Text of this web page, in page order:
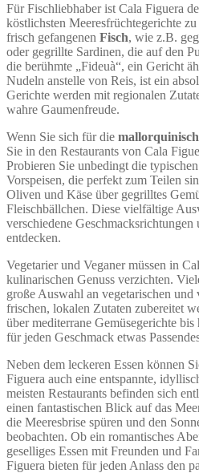
Für Fischliebhaber ist Cala Figuera
köstlichsten Meeresfrüchtegerichte
frisch gefangenen Fisch, wie z.B.
oder gegrillte Sardinen, die auf den
die berühmte „Fideuà“, ein Gericht
Nudeln anstelle von Reis, ist ein
Gerichte werden mit regionalen
wahre Gaumenfreude.
Wenn Sie sich für die
Sie in den Restaurants von Cala
Probieren Sie unbedingt die
Vorspeisen, die perfekt zum Teilen
Oliven und Käse über gegrilltes
Fleischbällchen. Diese vielfältige
verschiedene
entdecken.
Vegetarier und Veganer müssen in
kulinarischen Genuss verzichten.
große Auswahl an vegetarischen und
frischen, lokalen Zutaten zubereitet
über mediterrane Gemüsegerichte
für jeden Geschmack etwas
Neben dem leckeren Essen können
Figuera auch eine entspannte,
meisten Restaurants befinden sich
einen fantastischen Blick auf das
die Meeresbrise spüren und den
beobachten. Ob ein romantisches
geselliges Essen mit Freunden und
Figuera bieten für jeden Anlass den